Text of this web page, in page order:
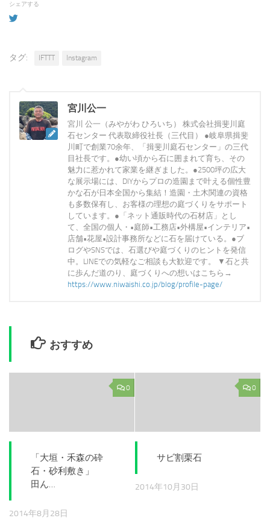
シェアする
タグ: IFTTT Instagram
宮川公一
宮川 公一（みやがわ ひろいち） 株式会社揖斐川庭
石センター 代表取締役社長（三代目） ●岐阜県揖斐
川町で創業70余年、「揖斐川庭石センター」の三代
目社長です。●幼い頃から石に囲まれて育ち、その
魅力に惹かれて家業を継ぎました。●2500坪の広大
な展示場には、DIYからプロの造園まで叶える個性豊
かな石が日本全国から集結！造園・土木関連の資格
も多数保有し、お客様の理想の庭づくりをサポート
しています。●「ネット通販時代の石材店」とし
て、全国の個人・•庭師•工務店•外構屋•インテリア•
店舗•花屋•設計事務所などに石を届けている。●ブ
ログやSNSでは、石選びや庭づくりのヒントを発信
中。LINEでの気軽なご相談も大歓迎です。 ▼石と共
に歩んだ道のり、庭づくりへの想いはこちら→
https://www.niwaishi.co.jp/blog/profile-page/
おすすめ
0
「大垣・禾森の砕
石・砂利敷き」
田ん…
2014年8月28日
0
サビ割栗石
2014年10月30日